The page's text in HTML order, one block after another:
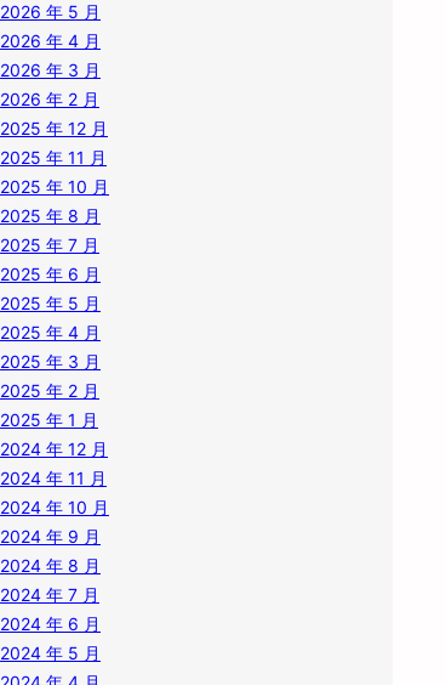
2026 年 5 月
2026 年 4 月
2026 年 3 月
2026 年 2 月
2025 年 12 月
2025 年 11 月
2025 年 10 月
2025 年 8 月
2025 年 7 月
2025 年 6 月
2025 年 5 月
2025 年 4 月
2025 年 3 月
2025 年 2 月
2025 年 1 月
2024 年 12 月
2024 年 11 月
2024 年 10 月
2024 年 9 月
2024 年 8 月
2024 年 7 月
2024 年 6 月
2024 年 5 月